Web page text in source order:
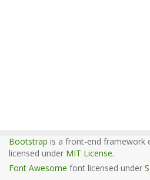
Bootstrap is a front-end framework
licensed under MIT License.
Font Awesome font licensed under